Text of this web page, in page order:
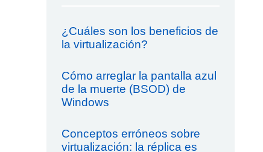
¿Cuáles son los beneficios de
la virtualización?
Cómo arreglar la pantalla azul
de la muerte (BSOD) de
Windows
Conceptos erróneos sobre
virtualización: la réplica es